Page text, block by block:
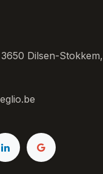
Dilsen-Stokkem,